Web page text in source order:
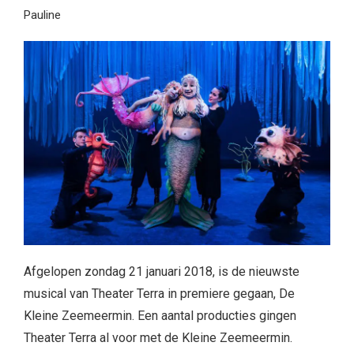
Pauline
Afgelopen zondag 21 januari 2018, is de nieuwste
musical van Theater Terra in premiere gegaan, De
Kleine Zeemeermin. Een aantal producties gingen
Theater Terra al voor met de Kleine Zeemeermin.